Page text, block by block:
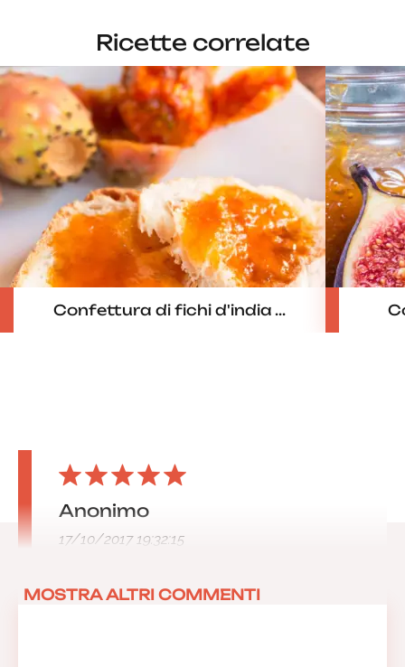
Ricette correlate
Confettura di fichi d'india ...
Anonimo
17/10/2017 19:32:15
MOSTRA ALTRI COMMENTI